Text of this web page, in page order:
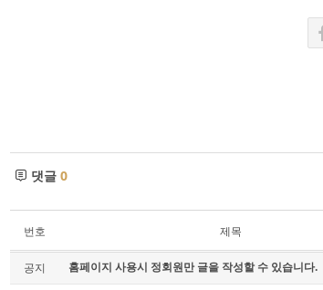
댓글 0
번호 제목
공지 홈페이지 사용시 정회원만 글을 작성할 수 있습니다.